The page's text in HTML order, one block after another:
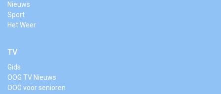
Nieuws
Sport
Het Weer
TV
Gids
OOG TV Nieuws
OOG voor senioren